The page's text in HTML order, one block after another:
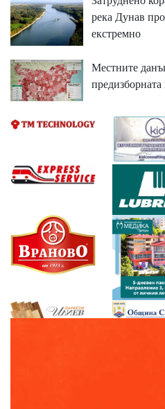
река Дунав
екстремно
Местните